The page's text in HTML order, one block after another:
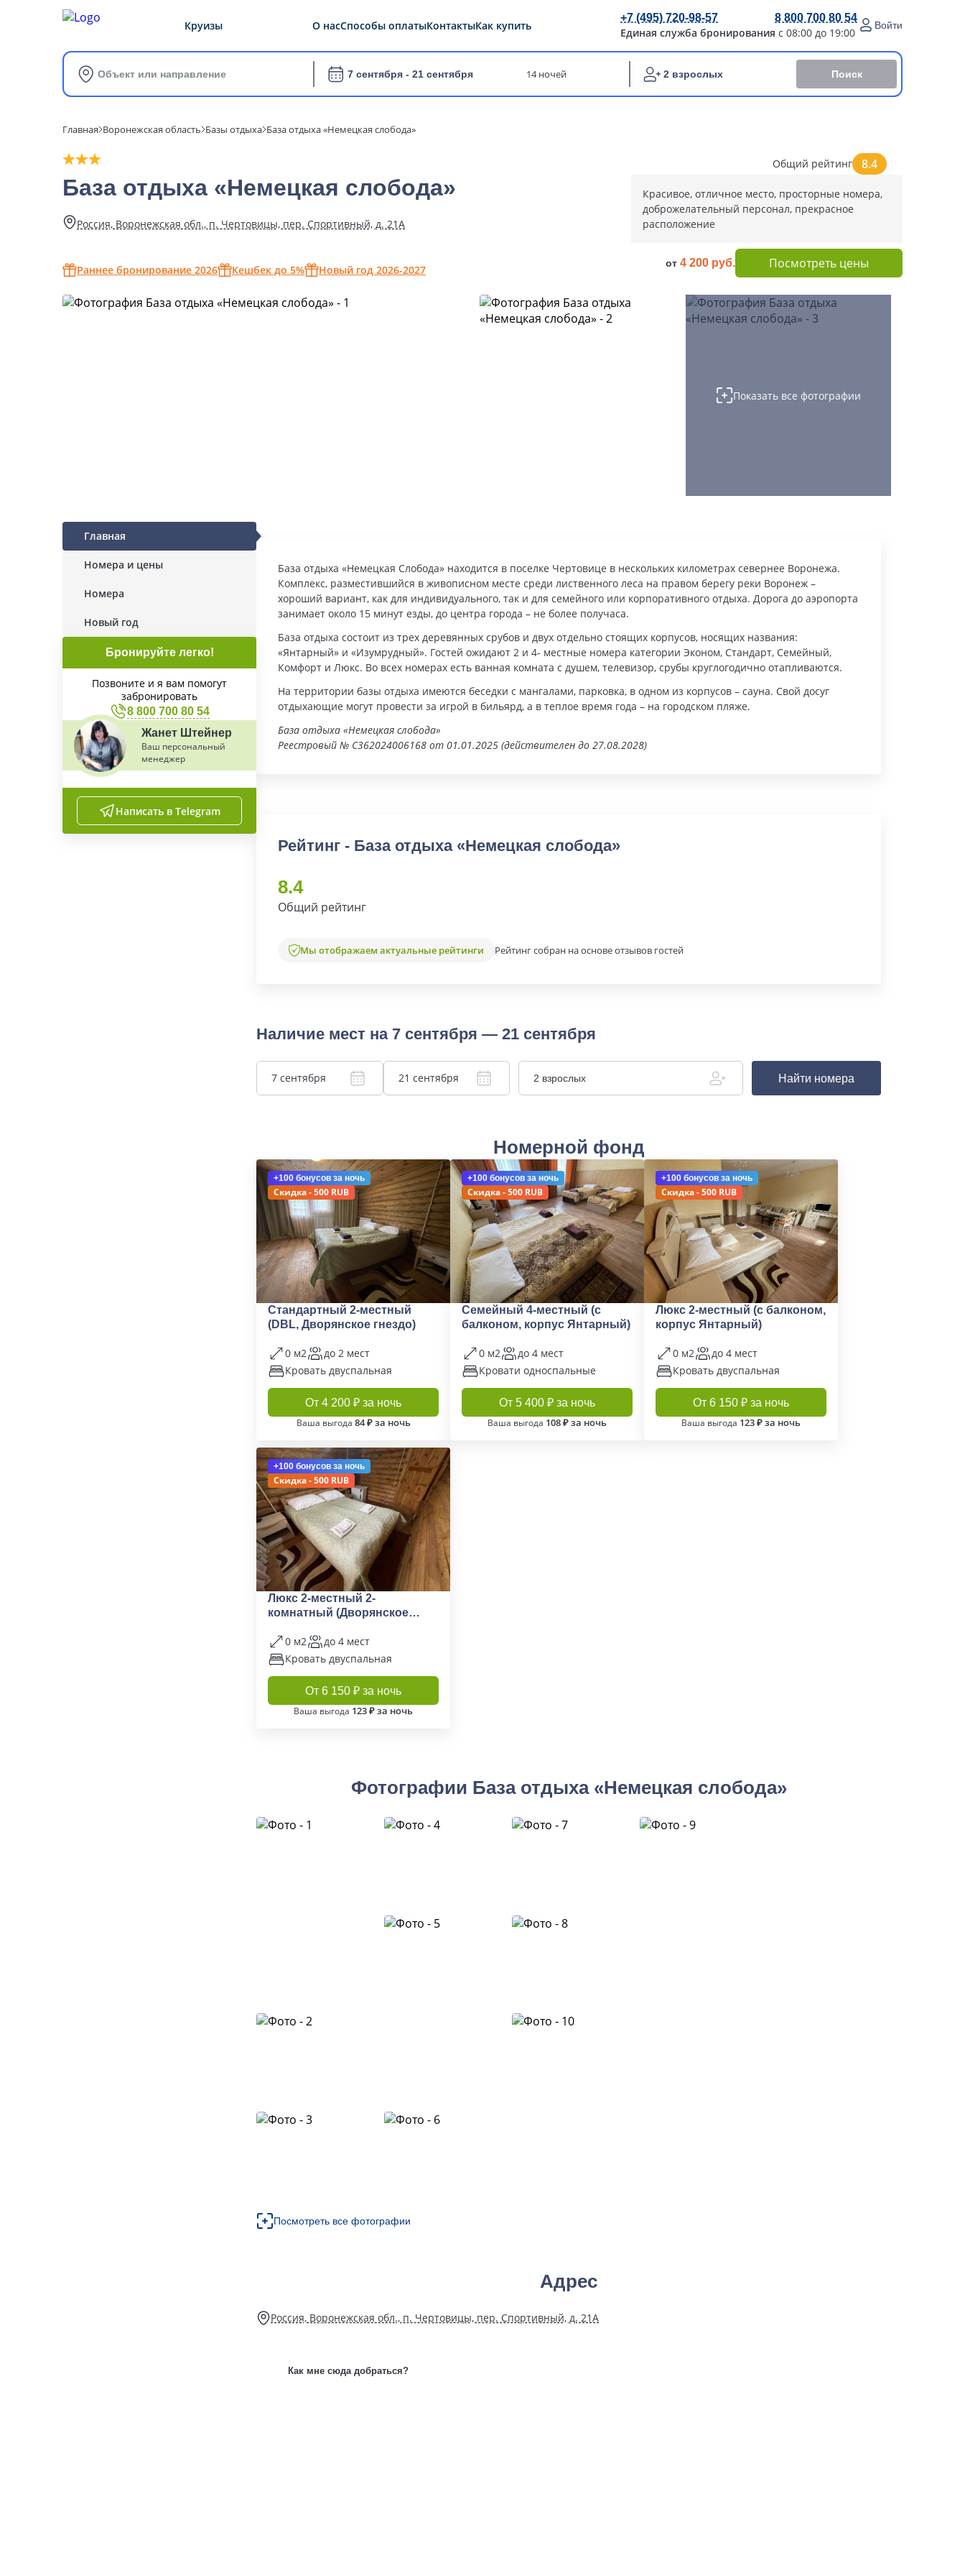
Круизы О насСпособы оплатыКонтактыКак купить
+7 (495) 720-98-57 8 800 700 80 54
Единая служба бронирования с 08:00 до 19:00
Войти
Объект или направление 7 сентября - 21 сентября 14 ночей 2 взрослых Поиск
Главная Воронежская область Базы отдыха База отдыха «Немецкая слобода»
База отдыха «Немецкая слобода»
Россия, Воронежская обл., п. Чертовицы, пер. Спортивный, д. 21А
Раннее бронирование 2026 Кешбек до 5% Новый год 2026-2027
Общий рейтинг 8.4
Красивое, отличное место, просторные номера,
доброжелательный персонал, прекрасное
расположение
от 4 200 руб. Посмотреть цены
Показать все фотографии
Главная
Номера и цены
Номера
Новый год
Бронируйте легко!
Позвоните и я вам помогут
забронировать
8 800 700 80 54
Жанет Штейнер
Ваш персональный
менеджер
Написать в Telegram
База отдыха «Немецкая Слобода» находится в поселке Чертовице в нескольких километрах севернее Воронежа.
Комплекс, разместившийся в живописном месте среди лиственного леса на правом берегу реки Воронеж –
хороший вариант, как для индивидуального, так и для семейного или корпоративного отдыха. Дорога до аэропорта
занимает около 15 минут езды, до центра города – не более получаса.
База отдыха состоит из трех деревянных срубов и двух отдельно стоящих корпусов, носящих названия:
«Янтарный» и «Изумрудный». Гостей ожидают 2 и 4- местные номера категории Эконом, Стандарт, Семейный,
Комфорт и Люкс. Во всех номерах есть ванная комната с душем, телевизор, срубы круглогодично отапливаются.
На территории базы отдыха имеются беседки с мангалами, парковка, в одном из корпусов – сауна. Свой досуг
отдыхающие могут провести за игрой в бильярд, а в теплое время года – на городском пляже.
База отдыха «Немецкая слобода»
Реестровый № С362024006168 от 01.01.2025 (действителен до 27.08.2028)
Рейтинг - База отдыха «Немецкая слобода»
8.4
Общий рейтинг
Мы отображаем актуальные рейтинги Рейтинг собран на основе отзывов гостей
Наличие мест на 7 сентября — 21 сентября
7 сентября 21 сентября 2 взрослых Найти номера
Номерной фонд
+100 бонусов за ночь
Скидка - 500 RUB
Стандартный 2-местный
(DBL, Дворянское гнездо)
0 м2
до 2 мест
Кровать двуспальная
От 4 200 ₽ за ночь
Ваша выгода 84 ₽ за ночь
+100 бонусов за ночь
Скидка - 500 RUB
Семейный 4-местный (с
балконом, корпус Янтарный)
0 м2
до 4 мест
Кровати односпальные
От 5 400 ₽ за ночь
Ваша выгода 108 ₽ за ночь
+100 бонусов за ночь
Скидка - 500 RUB
Люкс 2-местный (с балконом,
корпус Янтарный)
0 м2
до 4 мест
Кровать двуспальная
От 6 150 ₽ за ночь
Ваша выгода 123 ₽ за ночь
+100 бонусов за ночь
Скидка - 500 RUB
Люкс 2-местный 2-
комнатный (Дворянское
0 м2
до 4 мест
Кровать двуспальная
От 6 150 ₽ за ночь
Ваша выгода 123 ₽ за ночь
Фотографии База отдыха «Немецкая слобода»
Посмотреть все фотографии
Адрес
Россия, Воронежская обл., п. Чертовицы, пер. Спортивный, д. 21А
Как мне сюда добраться?